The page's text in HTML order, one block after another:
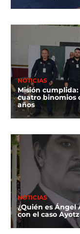
NOTICIAS
Misión
cuatro binomios
años
NOTICIAS
¿Quién es Ángel
con el caso